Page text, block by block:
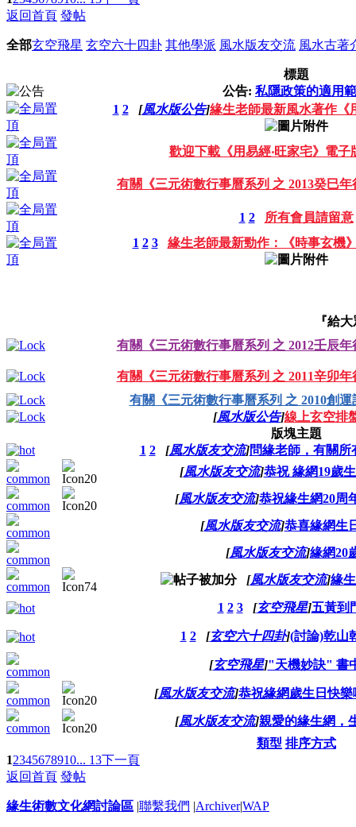
返回首頁 發帖
全部玄空飛星 玄空六十四卦 其他學派 風水版友交流 風水古著
標題
公告: 私隱政策的適用
1 2 [風水版公告]緣生老師最新風水著作《
歡迎下載《用易經‧旺家宅》電子
有關《三元術數行事曆系列 之 2013癸巳年
1 2
所有會員請留意
1 2 3 緣生老師最新勁作：《時事玄機
『給
有關《三元術數行事曆系列 之 2012壬辰年
有關《三元術數行事曆系列 之 2011辛卯年
有關《三元術數行事曆系列 之 2010創運
[風水版公告]線上玄空排
版塊主題
1 2 [風水版友交流]問緣老師，有關所
[風水版友交流]恭祝 緣網19歲
[風水版友交流]恭祝緣生網20周
[風水版友交流]恭喜緣網生
[風水版友交流]緣網20
[風水版友交流]緣
1 2 3 [玄空飛星]五黃到
1 2 [玄空六十四卦](討論)乾山
[玄空飛星]"天機妙訣" 書
[風水版友交流]恭祝緣網歲生日快樂
[風水版友交流]親愛的緣生網，
類型 排序方式
12345678910... 13下一頁
返回首頁 發帖
緣生術數文化網討論區 |聯繫我們 |Archiver|WAP